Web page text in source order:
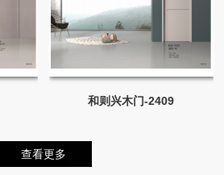
和则兴木门-2409
查看更多